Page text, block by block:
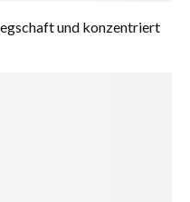
und konzentriert